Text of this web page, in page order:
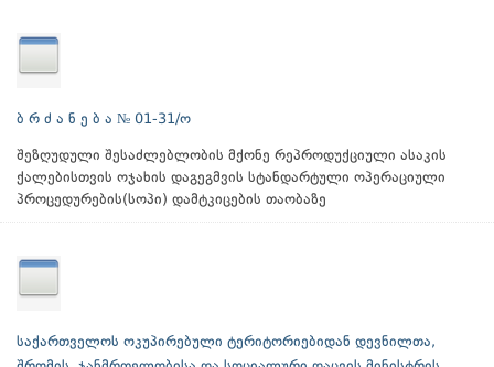
ბ რ ძ ა ნ ე ბ ა № 01-31/ო
შეზღუდული შესაძლებლობის მქონე რეპროდუქციული ასაკის
ქალებისთვის ოჯახის დაგეგმვის სტანდარტული ოპერაციული
პროცედურების(სოპი) დამტკიცების თაობაზე
საქართველოს ოკუპირებული ტერიტორიებიდან დევნილთა,